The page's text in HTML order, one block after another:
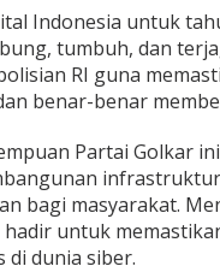
Indonesia untuk
tumbuh, dan
RI guna
benar-benar
Partai Golkar
bagi masyarakat.
untuk
di dunia siber.